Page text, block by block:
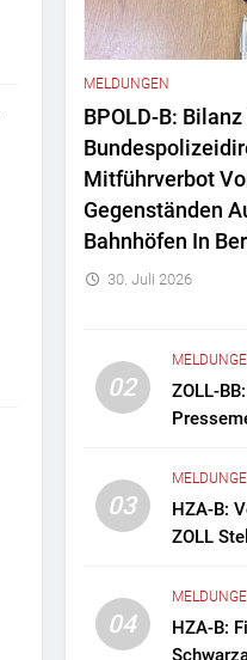
MELDUNGEN
BPOLD-B: Bilanz
Mitführverbot
Gegenständen
Bahnhöfen In
30. Juli 2026
02
ZOLL-
03
HZA-B:
ZOLL
04
HZA-B: